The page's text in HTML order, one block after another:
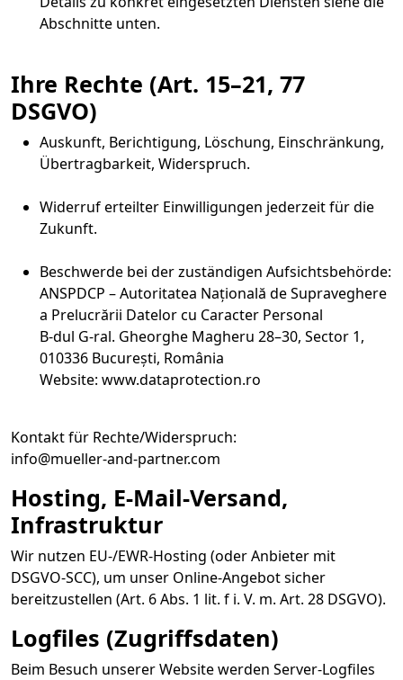
Abschnitte unten.
Ihre Rechte (Art. 15–21, 77
DSGVO)
Auskunft, Berichtigung, Löschung, Einschränkung,
Übertragbarkeit, Widerspruch.
Widerruf erteilter Einwilligungen jederzeit für die
Zukunft.
Beschwerde bei der zuständigen Aufsichtsbehörde:
ANSPDCP – Autoritatea Națională de Supraveghere
a Prelucrării Datelor cu Caracter Personal
B-dul G-ral. Gheorghe Magheru 28–30, Sector 1,
010336 București, România
Website: www.dataprotection.ro
Kontakt für Rechte/Widerspruch:
info@mueller-and-partner.com
Hosting, E-Mail-Versand,
Infrastruktur
Wir nutzen EU-/EWR-Hosting (oder Anbieter mit
DSGVO-SCC), um unser Online-Angebot sicher
bereitzustellen (Art. 6 Abs. 1 lit. f i. V. m. Art. 28 DSGVO).
Logfiles (Zugriffsdaten)
Beim Besuch unserer Website werden Server-Logfiles